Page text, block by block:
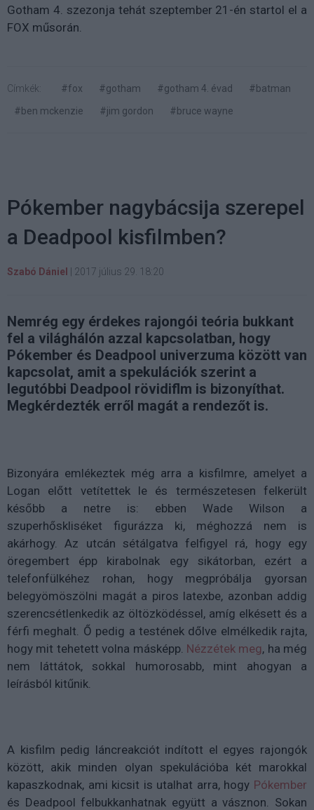
Gotham 4. szezonja tehát szeptember 21-én startol el a
FOX műsorán.
Címkék: #fox #gotham #gotham 4. évad
#batman
#ben mckenzie
#jim gordon #bruce wayne
Pókember nagybácsija szerepel
a Deadpool kisfilmben?
Szabó Dániel 2017 július 29. 18:20
Nemrég egy érdekes rajongói teória bukkant
fel a világhálón azzal kapcsolatban, hogy
Pókember és Deadpool univerzuma között van
kapcsolat, amit a spekulációk szerint a
legutóbbi Deadpool rövidiflm is bizonyíthat.
Megkérdezték erről magát a rendezőt is.
Bizonyára emlékeztek még arra a kisfilmre, amelyet a
Logan előtt vetítettek le és természetesen felkerült
később a netre is: ebben Wade Wilson a
szuperhőskliséket figurázza ki, méghozzá nem is
akárhogy. Az utcán sétálgatva felfigyel rá, hogy egy
öregembert épp kirabolnak egy sikátorban, ezért a
telefonfülkéhez rohan, hogy megpróbálja gyorsan
belegyömöszölni magát a piros latexbe, azonban addig
szerencsétlenkedik az öltözködéssel, amíg elkésett és a
férfi meghalt. Ő pedig a testének dőlve elmélkedik rajta,
hogy mit tehetett volna másképp. Nézzétek meg, ha még
nem láttátok, sokkal humorosabb, mint ahogyan a
leírásból kitűnik.
A kisfilm pedig láncreakciót indított el egyes rajongók
között, akik minden olyan spekulációba két marokkal
kapaszkodnak, ami kicsit is utalhat arra, hogy Pókember
és Deadpool felbukkanhatnak együtt a vásznon. Sokan